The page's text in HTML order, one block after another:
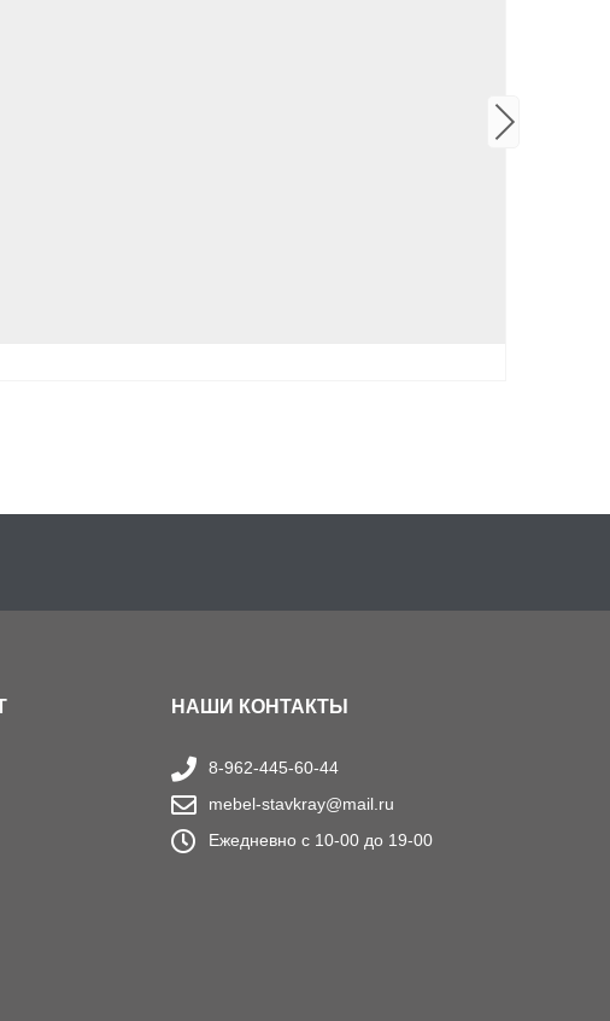
НАШИ КОНТАКТЫ
8-962-445-60-44
mebel-stavkray@mail.ru
Ежедневно с 10-00 до 19-00